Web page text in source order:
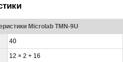
Microlab TMN-9U
40
12 × 2 + 16